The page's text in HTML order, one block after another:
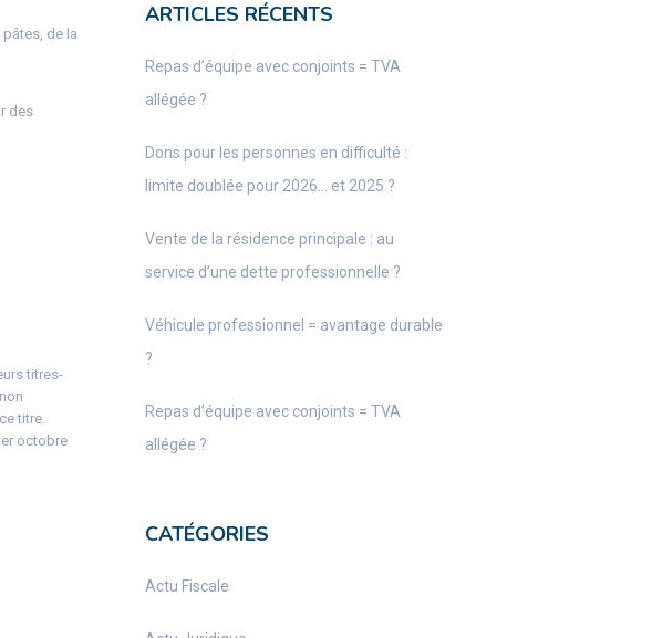
de la
des
titres-
titre.
octobre
ARTICLES RÉCENTS
Repas d’équipe avec conjoints = TVA
allégée ?
Dons pour les personnes en difficulté :
limite doublée pour 2026… et 2025 ?
Vente de la résidence principale : au
service d’une dette professionnelle ?
Véhicule professionnel = avantage durable
?
Repas d’équipe avec conjoints = TVA
allégée ?
CATÉGORIES
Actu Fiscale